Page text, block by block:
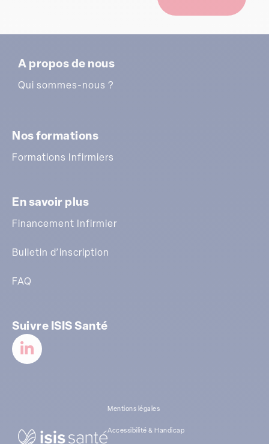
A propos de nous
Qui sommes-nous ?
Nos formations
Formations Infirmiers
En savoir plus
Financement Infirmier
Bulletin d’inscription
FAQ
Suivre ISIS Santé
Mentions légales
Accessibilité & Handicap